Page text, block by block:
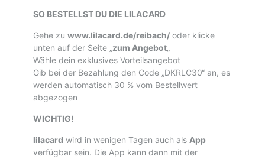
SO BESTELLST DU DIE LILACARD
Gehe zu www.lilacard.de/reibach/ oder klicke
unten auf der Seite „ zum Angebot„
Wähle dein exklusives Vorteilsangebot
Gib bei der Bezahlung den Code „DKRLC30“ an, es
werden automatisch 30 % vom Bestellwert
abgezogen
WICHTIG!
lilacard wird in wenigen Tagen auch als App
verfügbar sein. Die App kann dann mit der